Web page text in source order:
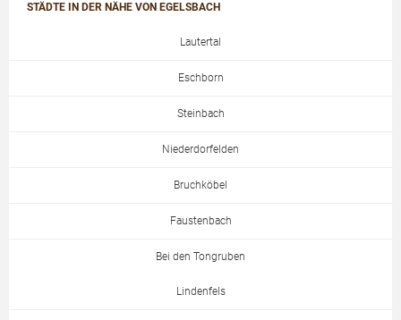
STÄDTE IN DER NÄHE VON EGELSBACH
Lautertal
Eschborn
Steinbach
Niederdorfelden
Bruchköbel
Faustenbach
Bei den Tongruben
Lindenfels